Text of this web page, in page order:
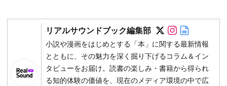
リアルサウンドブック編集部 Follow on
Follow on
小説や漫画をはじめとする「本」に関する最新情報
とともに、その魅力を深く掘り下げるコラム＆イン
タビューをお届け。読書の楽しみ・書籍から得られ
る知的体験の価値を、現在のメディア環境の中で広